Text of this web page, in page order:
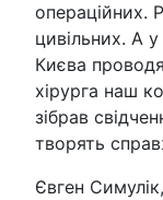
операційних.
цивільних. А
Києва
хірурга наш
зібрав
творять
Євген